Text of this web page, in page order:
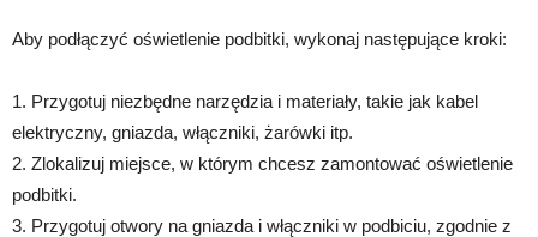
Aby podłączyć oświetlenie podbitki, wykonaj następujące kroki:
1. Przygotuj niezbędne narzędzia i materiały, takie jak kabel
elektryczny, gniazda, włączniki, żarówki itp.
2. Zlokalizuj miejsce, w którym chcesz zamontować oświetlenie
podbitki.
3. Przygotuj otwory na gniazda i włączniki w podbiciu, zgodnie z